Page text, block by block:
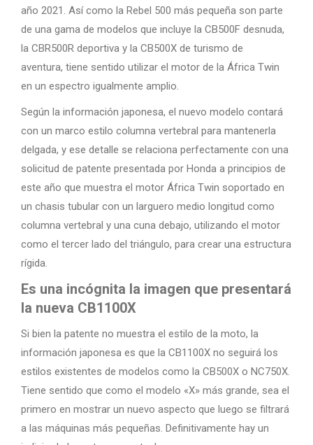
año 2021. Así como la Rebel 500 más pequeña son parte
de una gama de modelos que incluye la CB500F desnuda,
la CBR500R deportiva y la CB500X de turismo de
aventura, tiene sentido utilizar el motor de la África Twin
en un espectro igualmente amplio.
Según la información japonesa, el nuevo modelo contará
con un marco estilo columna vertebral para mantenerla
delgada, y ese detalle se relaciona perfectamente con una
solicitud de patente presentada por Honda a principios de
este año que muestra el motor África Twin soportado en
un chasis tubular con un larguero medio longitud como
columna vertebral y una cuna debajo, utilizando el motor
como el tercer lado del triángulo, para crear una estructura
rígida.
Es una incógnita la imagen que presentará
la nueva CB1100X
Si bien la patente no muestra el estilo de la moto, la
información japonesa es que la CB1100X no seguirá los
estilos existentes de modelos como la CB500X o NC750X.
Tiene sentido que como el modelo «X» más grande, sea el
primero en mostrar un nuevo aspecto que luego se filtrará
a las máquinas más pequeñas. Definitivamente hay un